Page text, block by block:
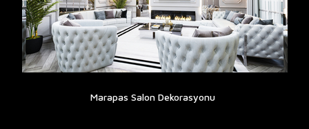
Marapas Salon Dekorasyonu